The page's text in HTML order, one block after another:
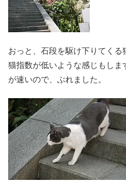
おっと、石段を駆け下りてく
猫指数が低いような感じもしま
が速いので、ぶれました。